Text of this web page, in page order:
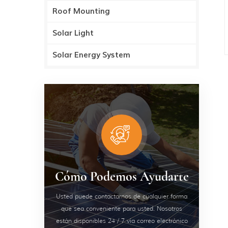
Roof Mounting
Solar Light
Solar Energy System
Cómo Podemos Ayudarte
Usted puede contactarnos de cualquier forma
que sea conveniente para usted. Nosotros
están disponibles 24 / 7 vía correo electrónico